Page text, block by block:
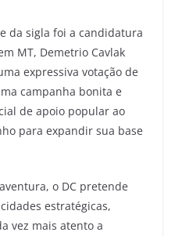
da sigla foi a candidatura
MT, Demetrio Cavlak
expressiva votação de
campanha bonita e
de apoio popular ao
para expandir sua base
o DC pretende
estratégicas,
vez mais atento a